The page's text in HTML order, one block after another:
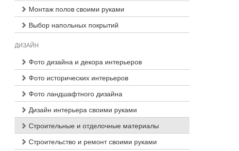
Монтаж полов своими руками
Выбор напольных покрытий
ДИЗАЙН
Фото дизайна и декора интерьеров
Фото исторических интерьеров
Фото ландшафтного дизайна
Дизайн интерьера своими руками
Строительные и отделочные материалы
Строительство и ремонт своими руками